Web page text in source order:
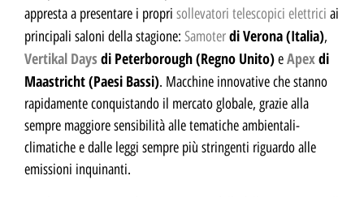
appresta a presentare i propri sollevatori telescopici elettrici ai
principali saloni della stagione: Samoterdi Verona (Italia),
Vertikal Days di Peterborough (Regno Unito)eApexdi
Maastricht (Paesi Bassi). Macchine innovative che stanno
rapidamente conquistando il mercato globale, grazie alla
sempre maggiore sensibilità alle tematiche ambientali-
climatiche e dalle leggi sempre più stringenti riguardo alle
emissioni inquinanti.